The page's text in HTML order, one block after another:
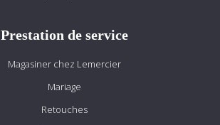
Prestation de service
Magasiner chez Lemercier
Mariage
Retouches